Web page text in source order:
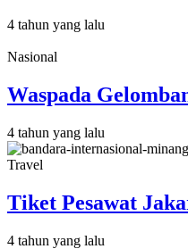
4 tahun yang lalu
Nasional
Waspada
4 tahun yang lalu
Travel
Tiket Pesawat
4 tahun yang lalu